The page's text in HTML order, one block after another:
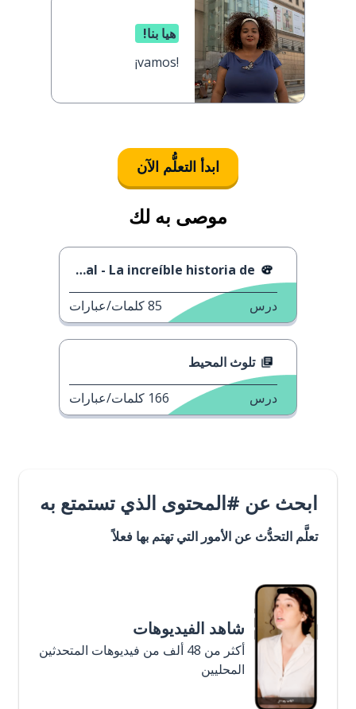
هيا بنا!
¡vamos!
ابدأ التعلُّم الآن
موصى به لك
Izal - La increíble historia de...
درس 85كلمات/عبارات
تلوث المحيط
درس 166 كلمات/عبارات
ابحث عن #المحتوى الذي تستمتع به
تعلَّم التحدُّث عن الأمور التي تهتم بها فعلاً
شاهد الفيديوهات
أكثر من 48 ألف من فيديوهات المتحدثين
المحليين